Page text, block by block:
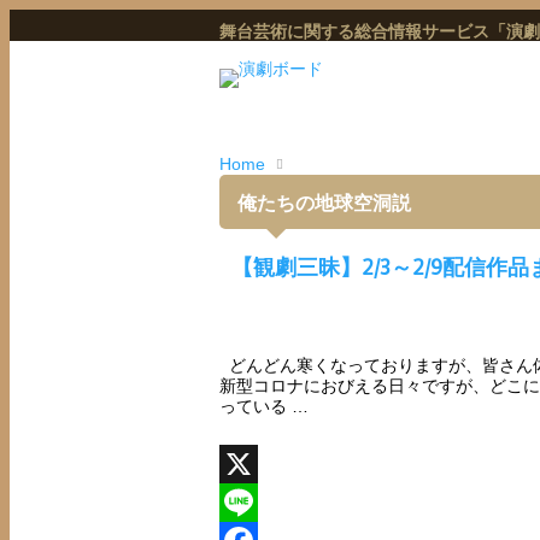
舞台芸術に関する総合情報サービス「演劇
Home
俺たちの地球空洞説
【観劇三昧】2/3～2/9配信作
どんどん寒くなっておりますが、皆さ
新型コロナにおびえる日々ですが、どこ
っている …
X